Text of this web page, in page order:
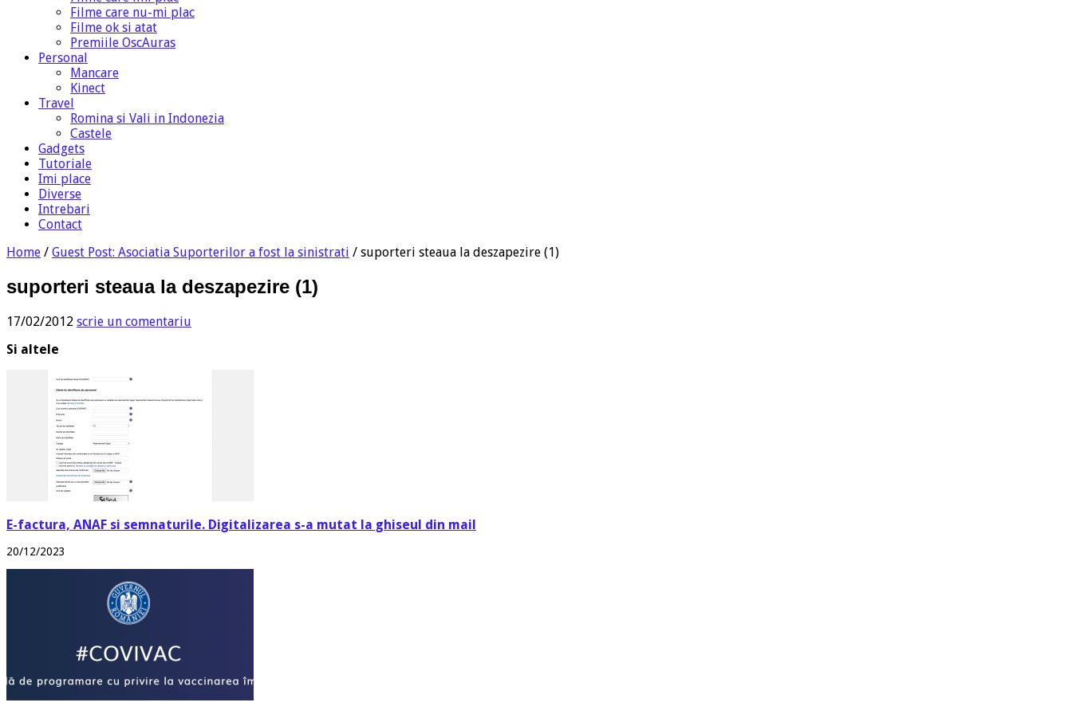
Filme care nu-mi plac
Filme ok si atat
Premiile OscAuras
Personal
Mancare
Kinect
Travel
Romina si Vali in Indonezia
Castele
Gadgets
Tutoriale
Imi place
Diverse
Intrebari
Contact
Home / Guest Post: Asociatia Suporterilor a fost la sinistrati / suporteri steaua la deszapezire (1)
suporteri steaua la deszapezire (1)
17/02/2012 scrie un comentariu
Si altele
E-factura, ANAF si semnaturile. Digitalizarea s-a mutat la ghiseul din mail
20/12/2023